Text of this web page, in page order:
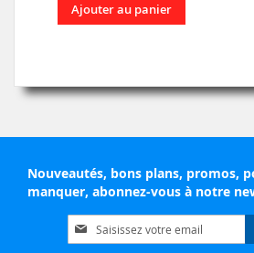
Ajouter au panier
Nouveautés, bons plans, promos,
manquer, abonnez-vous à notre
Inscription
à